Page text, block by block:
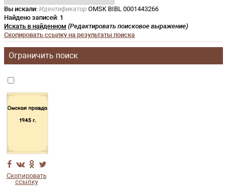
Вы искали: Идентификатор OMSK BIBL 0001443266
Найдено записей: 1
Искать в найденном (Редактировать поисковое выражение)
Скопировать ссылку на результаты поиска
Ограничить поиск
Скопировать
ссылку